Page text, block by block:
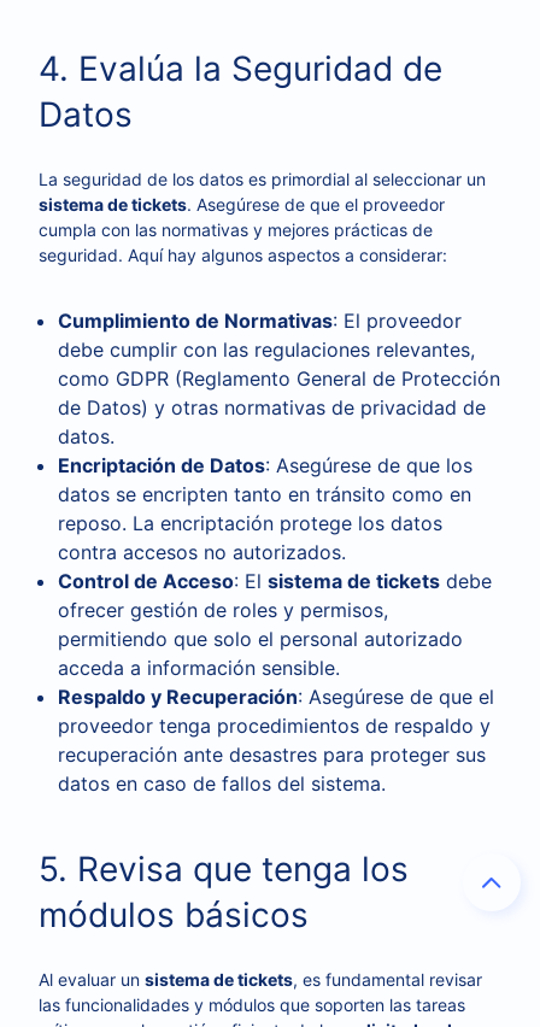
4. Evalúa la Seguridad de
Datos
La seguridad de los datos es primordial al seleccionar un
sistema de tickets. Asegúrese de que el proveedor
cumpla con las normativas y mejores prácticas de
seguridad. Aquí hay algunos aspectos a considerar:
Cumplimiento de Normativas: El proveedor
debe cumplir con las regulaciones relevantes,
como GDPR (Reglamento General de Protección
de Datos) y otras normativas de privacidad de
datos.
Encriptación de Datos: Asegúrese de que los
datos se encripten tanto en tránsito como en
reposo. La encriptación protege los datos
contra accesos no autorizados.
Control de Acceso: El sistema de tickets debe
ofrecer gestión de roles y permisos,
permitiendo que solo el personal autorizado
acceda a información sensible.
Respaldo y Recuperación: Asegúrese de que el
proveedor tenga procedimientos de respaldo y
recuperación ante desastres para proteger sus
datos en caso de fallos del sistema.
5. Revisa que tenga los
módulos básicos
Al evaluar un sistema de tickets, es fundamental revisar
las funcionalidades y módulos que soporten las tareas